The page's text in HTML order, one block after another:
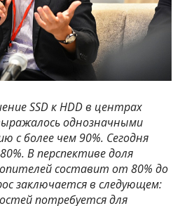
SSD к HDD в центрах
однозначными
с более чем 90%. Сегодня
В перспективе доля
составит от 80% до
заключается в следующем:
потребуется для